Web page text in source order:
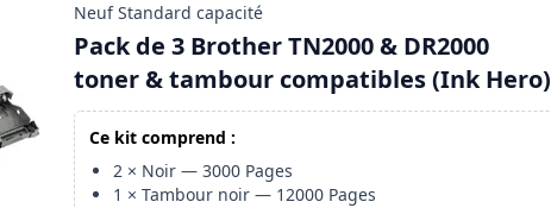
Neuf Standard capacité
Pack de 3 Brother TN2000 & DR2000
toner & tambour compatibles (Ink Hero)
Ce kit comprend :
2 × Noir —3000 Pages
1 ×Tambour noir — 12000 Pages